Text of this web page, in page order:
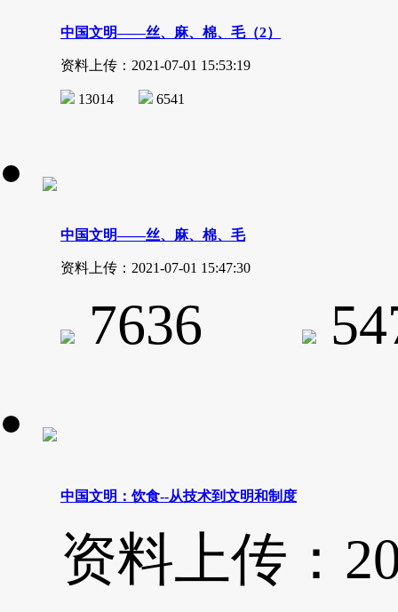
中国文明——丝、麻、棉、毛（2）
资料上传：2021-07-01 15:53:19
13014 6541
中国文明——丝、麻、棉、毛
资料上传：2021-07-01 15:47:30
7636
中国文明：饮食--从技术到文明和制度
资料上传：